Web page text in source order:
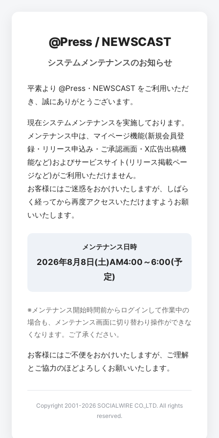
@Press / NEWSCAST
システムメンテナンスのお知らせ
平素より @Press・NEWSCAST をご利用いただ
き、誠にありがとうございます。
現在システムメンテナンスを実施しております。
メンテナンス中は、マイページ機能(新規会員登
録・リリース申込み・ご承認画面・X広告出稿機
能など)およびサービスサイト(リリース掲載ペー
ジなど)がご利用いただけません。
お客様にはご迷惑をおかけいたしますが、しばら
く経ってから再度アクセスいただけますようお願
いいたします。
メンテナンス日時
2026年8月8日(土)AM4:00～6:00(予
定)
※メンテナンス開始時間前からログインして作業中の
場合も、メンテナンス画面に切り替わり操作ができな
くなります。ご了承ください。
お客様にはご不便をおかけいたしますが、ご理解
とご協力のほどよろしくお願いいたします。
Copyright 2001-2026 SOCIALWIRE CO.,LTD. All rights
reserved.